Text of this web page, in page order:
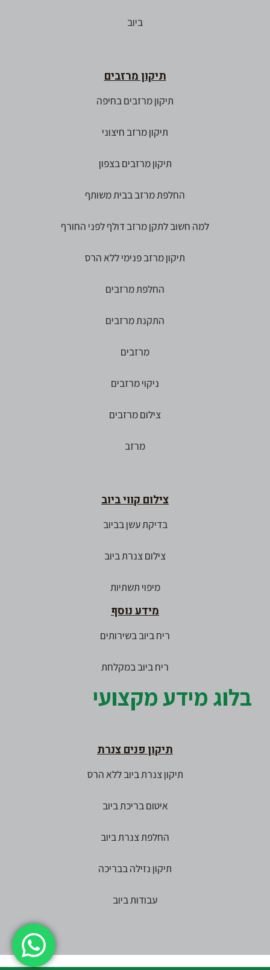
ביוב
תיקון מרזבים
תיקון מרזבים בחיפה
תיקון מרזב חיצוני
תיקון מרזבים בצפון
החלפת מרזב בבית משותף
למה חשוב לתקן מרזב דולף לפני החורף
תיקון מרזב פנימי ללא הרס
החלפת מרזבים
התקנת מרזבים
מרזבים
ניקוי מרזבים
צילום מרזבים
מרזב
צילום קווי ביוב
בדיקת עשן בביוב
צילום צנרת ביוב
מיפוי תשתיות
מידע נוסף
ריח ביוב בשירותים
ריח ביוב במקלחת
בלוג מידע מקצועי
תיקון פנים צנרת
תיקון צנרת ביוב ללא הרס
איטום בריכת ביוב
החלפת צנרת ביוב
תיקון נזילה בבריכה
עבודות ביוב